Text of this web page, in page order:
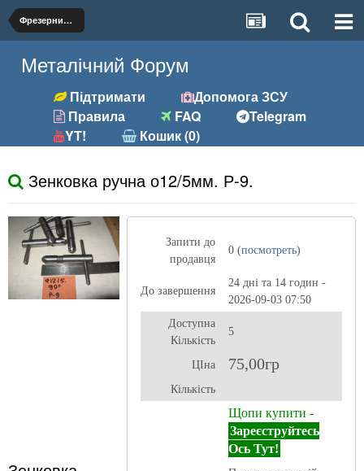
Фрезерний (фрези, розгортки та ін.)
Металічний Форум
Підтримати
Допомога ЗСУ
Правила
FAQ
Telegram
YT!
Кошик (0)
Зенковка ручна о12/5мм. Р-9.
Запити до
продавця
0 (посмотреть)
До завершення
24 дні та 14 годин -
2026-09-03 07:50
Доступна
Кількість
5
ЦІна 75,00гр
Кількість
Щопи купити -
Зареєструйтесь
Ось Тут!